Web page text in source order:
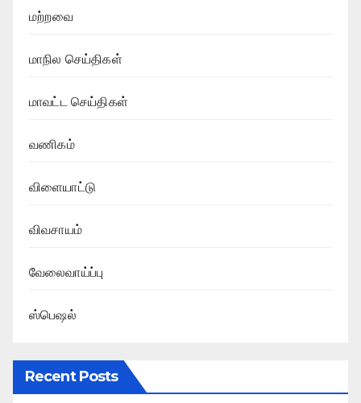
மற்றவை
மாநில செய்திகள்
மாவட்ட செய்திகள்
வணிகம்
விளையாட்டு
விவசாயம்
வேலைவாய்ப்பு
ஸ்பெஷல்
Recent Posts